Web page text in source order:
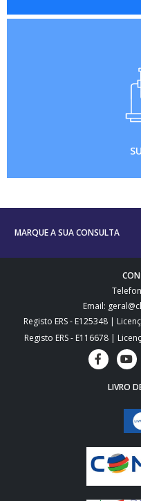
MARQUE A SUA CONSULTA
Email:
Registo ERS - E125348 |
Registo ERS - E116678 |
LIVRO